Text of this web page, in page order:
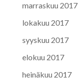
marraskuu 2017
lokakuu 2017
syyskuu 2017
elokuu 2017
heinäkuu 2017